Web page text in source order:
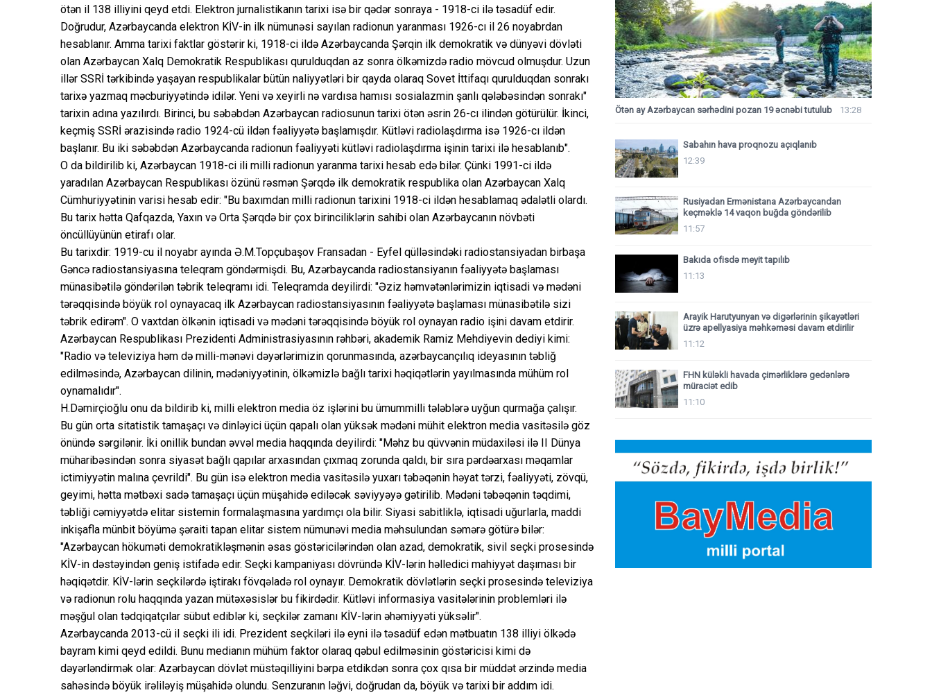
ötən il 138 illiyini qeyd etdi. Elektron jurnalistikanın tarixi isə bir qədər sonraya - 1918-ci ilə təsadüf edir.
Doğrudur, Azərbaycanda elektron KİV-in ilk nümunəsi sayılan radionun yaranması 1926-cı il 26 noyabrdan
hesablanır. Amma tarixi faktlar göstərir ki, 1918-ci ildə Azərbaycanda Şərqin ilk demokratik və dünyəvi dövləti
olan Azərbaycan Xalq Demokratik Respublikası qurulduqdan az sonra ölkəmizdə radio mövcud olmuşdur. Uzun
illər SSRİ tərkibində yaşayan respublikalar bütün naliyyətləri bir qayda olaraq Sovet İttifaqı qurulduqdan sonrakı
tarixə yazmaq məcburiyyətində idilər. Yeni və xeyirli nə vardısa hamısı sosialazmin şanlı qələbəsindən sonrakı"
tarixin adına yazılırdı. Birinci, bu səbəbdən Azərbaycan radiosunun tarixi ötən əsrin 26-cı ilindən götürülür. İkinci,
keçmiş SSRİ ərazisində radio 1924-cü ildən fəaliyyətə başlamışdır. Kütləvi radiolaşdırma isə 1926-cı ildən
başlanır. Bu iki səbəbdən Azərbaycanda radionun fəaliyyəti kütləvi radiolaşdırma işinin tarixi ilə hesablanıb".
O da bildirilib ki, Azərbaycan 1918-ci ili milli radionun yaranma tarixi hesab edə bilər. Çünki 1991-ci ildə
yaradılan Azərbaycan Respublikası özünü rəsmən Şərqdə ilk demokratik respublika olan Azərbaycan Xalq
Cümhuriyyətinin varisi hesab edir: "Bu baxımdan milli radionun tarixini 1918-ci ildən hesablamaq ədalətli olardı.
Bu tarix hətta Qafqazda, Yaxın və Orta Şərqdə bir çox birinciliklərin sahibi olan Azərbaycanın növbəti
öncüllüyünün etirafı olar.
Bu tarixdir: 1919-cu il noyabr ayında Ə.M.Topçubaşov Fransadan - Eyfel qülləsindəki radiostansiyadan birbaşa
Gəncə radiostansiyasına teleqram göndərmişdi. Bu, Azərbaycanda radiostansiyanın fəaliyyətə başlaması
münasibətilə göndərilən təbrik teleqramı idi. Teleqramda deyilirdi: "Əziz həmvətənlərimizin iqtisadi və mədəni
tərəqqisində böyük rol oynayacaq ilk Azərbaycan radiostansiyasının fəaliyyətə başlaması münasibətilə sizi
təbrik edirəm". O vaxtdan ölkənin iqtisadi və mədəni tərəqqisində böyük rol oynayan radio işini davam etdirir.
Azərbaycan Respublikası Prezidenti Administrasiyasının rəhbəri, akademik Ramiz Mehdiyevin dediyi kimi:
"Radio və televiziya həm də milli-mənəvi dəyərlərimizin qorunmasında, azərbaycançılıq ideyasının təbliğ
edilməsində, Azərbaycan dilinin, mədəniyyətinin, ölkəmizlə bağlı tarixi həqiqətlərin yayılmasında mühüm rol
oynamalıdır".
H.Dəmirçioğlu onu da bildirib ki, milli elektron media öz işlərini bu ümummilli tələblərə uyğun qurmağa çalışır.
Bu gün orta sitatistik tamaşaçı və dinləyici üçün qapalı olan yüksək mədəni mühit elektron media vasitəsilə göz
önündə sərgilənir. İki onillik bundan əvvəl media haqqında deyilirdi: "Məhz bu qüvvənin müdaxiləsi ilə II Dünya
müharibəsindən sonra siyasət bağlı qapılar arxasından çıxmaq zorunda qaldı, bir sıra pərdəarxası məqamlar
ictimiyyətin malına çevrildi". Bu gün isə elektron media vasitəsilə yuxarı təbəqənin həyat tərzi, fəaliyyəti, zövqü,
geyimi, hətta mətbəxi sadə tamaşaçı üçün müşahidə ediləcək səviyyəyə gətirilib. Mədəni təbəqənin təqdimi,
təbliği cəmiyyətdə elitar sistemin formalaşmasına yardımçı ola bilir. Siyasi sabitliklə, iqtisadi uğurlarla, maddi
inkişafla münbit böyümə şəraiti tapan elitar sistem nümunəvi media məhsulundan səmərə götürə bilər:
"Azərbaycan hökuməti demokratikləşmənin əsas göstəricilərindən olan azad, demokratik, sivil seçki prosesində
KİV-in dəstəyindən geniş istifadə edir. Seçki kampaniyası dövründə KİV-lərin həlledici mahiyyət daşıması bir
həqiqətdir. KİV-lərin seçkilərdə iştirakı fövqəladə rol oynayır. Demokratik dövlətlərin seçki prosesində televiziya
və radionun rolu haqqında yazan mütəxəsislər bu fikirdədir. Kütləvi informasiya vasitələrinin problemləri ilə
məşğul olan tədqiqatçılar sübut ediblər ki, seçkilər zamanı KİV-lərin əhəmiyyəti yüksəlir".
Azərbaycanda 2013-cü il seçki ili idi. Prezident seçkiləri ilə eyni ilə təsadüf edən mətbuatın 138 illiyi ölkədə
bayram kimi qeyd edildi. Bunu medianın mühüm faktor olaraq qəbul edilməsinin göstəricisi kimi də
dəyərləndirmək olar: Azərbaycan dövlət müstəqilliyini bərpa etdikdən sonra çox qısa bir müddət ərzində media
sahəsində böyük irəliləyiş müşahidə olundu. Senzuranın ləğvi, doğrudan da, böyük və tarixi bir addım idi.
Ötən ay Azərbaycan sərhədini pozan 19 əcnəbi tutulub 13:28
Sabahın hava proqnozu açıqlanıb
12:39
Rusiyadan Ermənistana Azərbaycandan
keçməklə 14 vaqon buğda göndərilib
11:57
Bakıda ofisdə meyit tapılıb
11:13
Arayik Harutyunyan və digərlərinin şikayətləri
üzrə apellyasiya məhkəməsi davam etdirilir
11:12
FHN küləkli havada çimərliklərə gedənlərə
müraciət edib
11:10